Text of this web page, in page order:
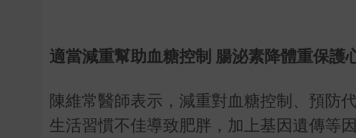
適當減重幫助血糖控制 腸泌素降體重保護
陳維常醫師表示，減重對血糖控制、預防
生活習慣不佳導致肥胖，加上基因遺傳等